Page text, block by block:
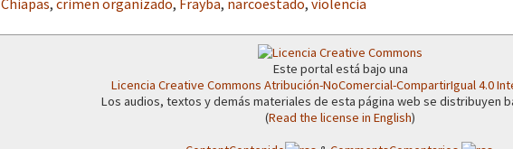
“Sonhando a Terra do Bem Virá” se publica no Estado Espanhol
Se o México sabe, que o mundo saiba! Nossas lutas pela memória, a justiça e a
Este portal está bajo una
Licencia Creative Commons Atribución-NoComercial-CompartirIgual 4.0
Los audios, textos y demás materiales de esta página web se distribuyen
(Read the license in English)